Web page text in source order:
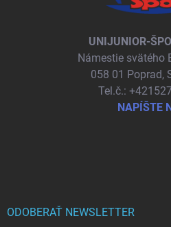
UNIJUNIOR-
Námestie svätého
058 01 Poprad,
Tel.č.:
NAPÍŠTE
ODOBERAŤ NEWSLETTER